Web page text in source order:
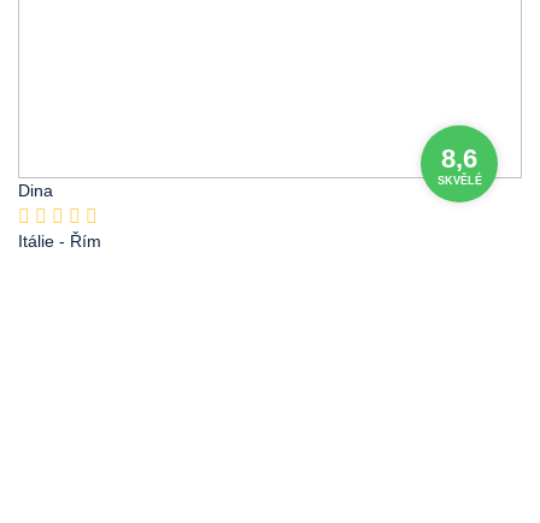
8,6
SKVĚLÉ
Dina
Itálie - Řím